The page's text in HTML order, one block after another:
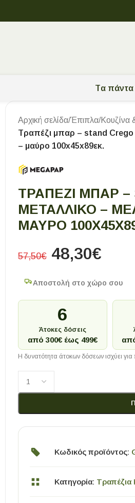
Tα πάντα
Αρχική σελίδα/Έπιπλα/Κουζίνα
Τραπέζι μπαρ – stand Crego
– μαύρο 100x45x89εκ.
ΤΡΑΠΈΖΙ ΜΠΑΡ –
ΜΕΤΑΛΛΙΚΌ –
ΜΑΎΡΟ
57,50€ 48,30€
Αποστολή στο χώρο σου
6
Άτοκες δόσεις
από 300€ έως 499€
Η δυνατότητα άτοκων δόσεων ισχύει
Κωδικός προϊόντος:
Κατηγορία: Τραπέζια